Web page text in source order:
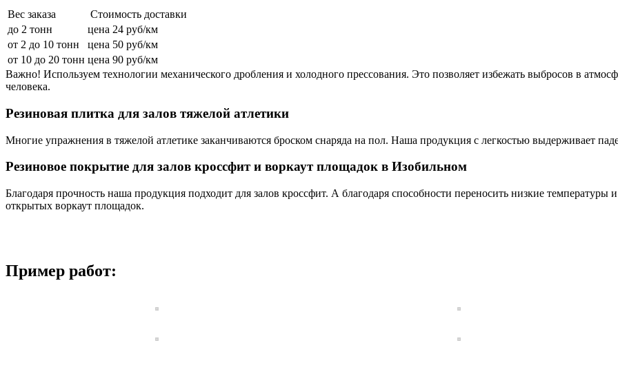
Вес заказа
Стоимость доставки
до 2 тонн
цена 24 руб/км
от 2 до 10 тонн
цена 50 руб/км
от 10 до 20 тонн цена 90 руб/км
Важно! Используем технологии механического дробления и холодного прессования. Это позволяет избежать выбросов в
человека.
Резиновая плитка для залов тяжелой атлетики
Многие упражнения в тяжелой атлетике заканчиваются броском снаряда на пол. Наша продукция с легкостью выдерживает
Резиновое покрытие для залов кроссфит и воркаут площадок в Изобильном
Благодаря прочность наша продукция подходит для залов кроссфит. А благодаря способности переносить низкие температуры
открытых воркаут площадок.
Пример работ: